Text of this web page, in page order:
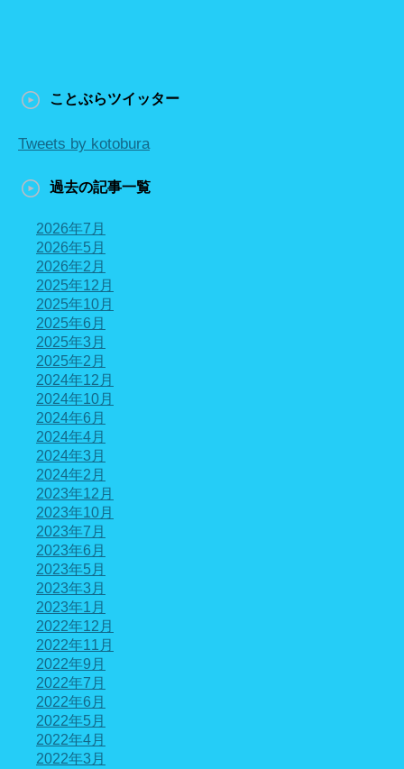
ことぶらツイッター
Tweets by kotobura
過去の記事一覧
2026年7月
2026年5月
2026年2月
2025年12月
2025年10月
2025年6月
2025年3月
2025年2月
2024年12月
2024年10月
2024年6月
2024年4月
2024年3月
2024年2月
2023年12月
2023年10月
2023年7月
2023年6月
2023年5月
2023年3月
2023年1月
2022年12月
2022年11月
2022年9月
2022年7月
2022年6月
2022年5月
2022年4月
2022年3月